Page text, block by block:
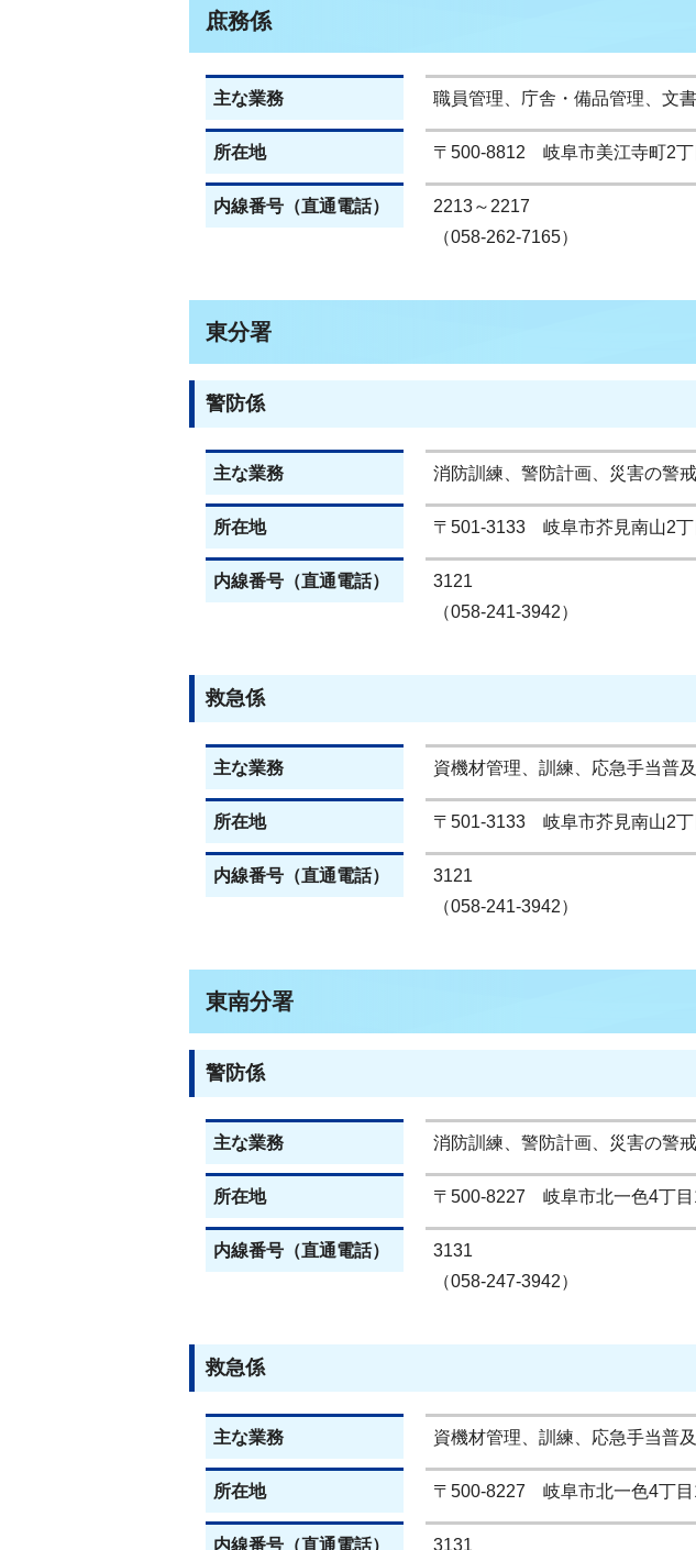
庶務係
主な業務 職員管理、庁舎・備品管理、文
所在地 〒500-8812 岐阜市美江寺町2丁
内線番号（直通電話）
2213～2217
（058-262-7165）
東分署
警防係
主な業務 消防訓練、警防計画、災害の警
所在地 〒501-3133 岐阜市芥見南山2丁
内線番号（直通電話）
3121
（058-241-3942）
救急係
主な業務 資機材管理、訓練、応急手当普
所在地 〒501-3133 岐阜市芥見南山2丁
内線番号（直通電話）
3121
（058-241-3942）
東南分署
警防係
主な業務 消防訓練、警防計画、災害の警
所在地 〒500-8227 岐阜市北一色4丁目
内線番号（直通電話）
3131
（058-247-3942）
救急係
主な業務 資機材管理、訓練、応急手当普
所在地 〒500-8227 岐阜市北一色4丁目
内線番号（直通電話） 3131